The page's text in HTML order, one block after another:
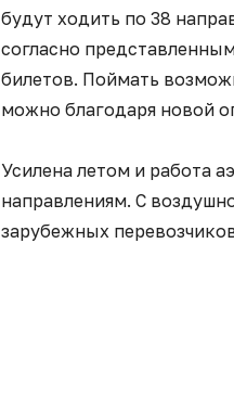
будут ходить по 38
согласно
билетов. Поймать
можно благодаря новой
Усилена летом и работа
направлениям. С
зарубежных